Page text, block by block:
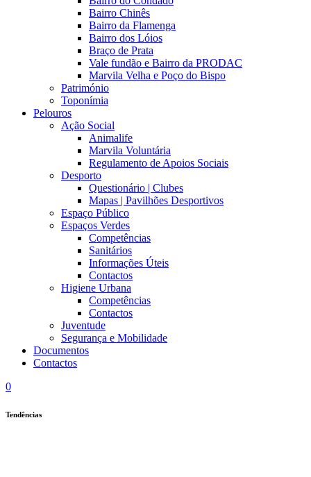
Bairro Chinês
Bairro da Flamenga
Bairro dos Lóios
Braço de Prata
Vale fundão e Bairro da PRODAC
Marvila Velha e Poço do Bispo
Património
Toponímia
Pelouros
Ação Social
Animalife
Marvila Voluntária
Regulamento de Apoios Sociais
Desporto
Questionário | Clubes
Mapas | Pavilhões Desportivos
Espaço Público
Espaços Verdes
Competências
Sanitários
Informações Úteis
Contactos
Higiene Urbana
Competências
Contactos
Juventude
Segurança e Mobilidade
Documentos
Contactos
0
Tendências